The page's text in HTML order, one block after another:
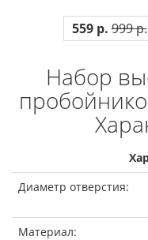
559 р. 999 р.
Набор
Диаметр отверстия:
Материал: